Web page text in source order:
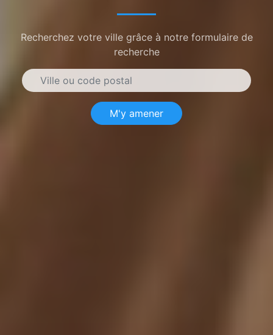
Recherchez votre ville grâce à notre formulaire de
recherche
M'y amener